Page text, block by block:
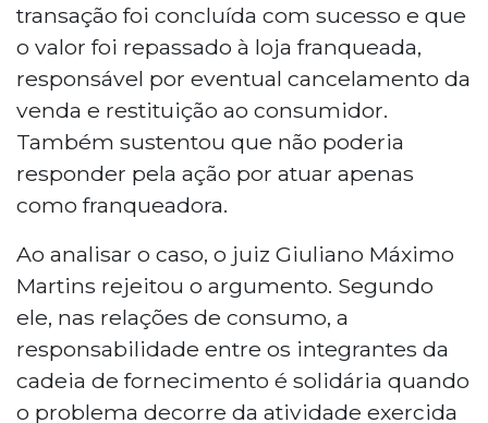
transação foi concluída com sucesso e que
o valor foi repassado à loja franqueada,
responsável por eventual cancelamento da
venda e restituição ao consumidor.
Também sustentou que não poderia
responder pela ação por atuar apenas
como franqueadora.
Ao analisar o caso, o juiz Giuliano Máximo
Martins rejeitou o argumento. Segundo
ele, nas relações de consumo, a
responsabilidade entre os integrantes da
cadeia de fornecimento é solidária quando
o problema decorre da atividade exercida